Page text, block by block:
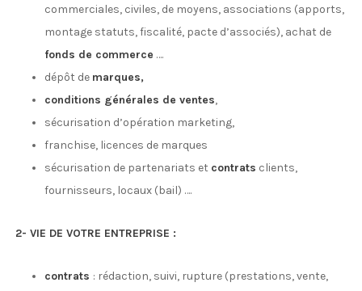
commerciales, civiles, de moyens, associations (apports,
montage statuts, fiscalité, pacte d’associés), achat de
fonds de commerce ….
dépôt de marques,
conditions générales de ventes,
sécurisation d’opération marketing,
franchise, licences de marques
sécurisation de partenariats et contrats clients,
fournisseurs, locaux (bail) ….
2- VIE DE VOTRE ENTREPRISE :
contrats : rédaction, suivi, rupture (prestations, vente,